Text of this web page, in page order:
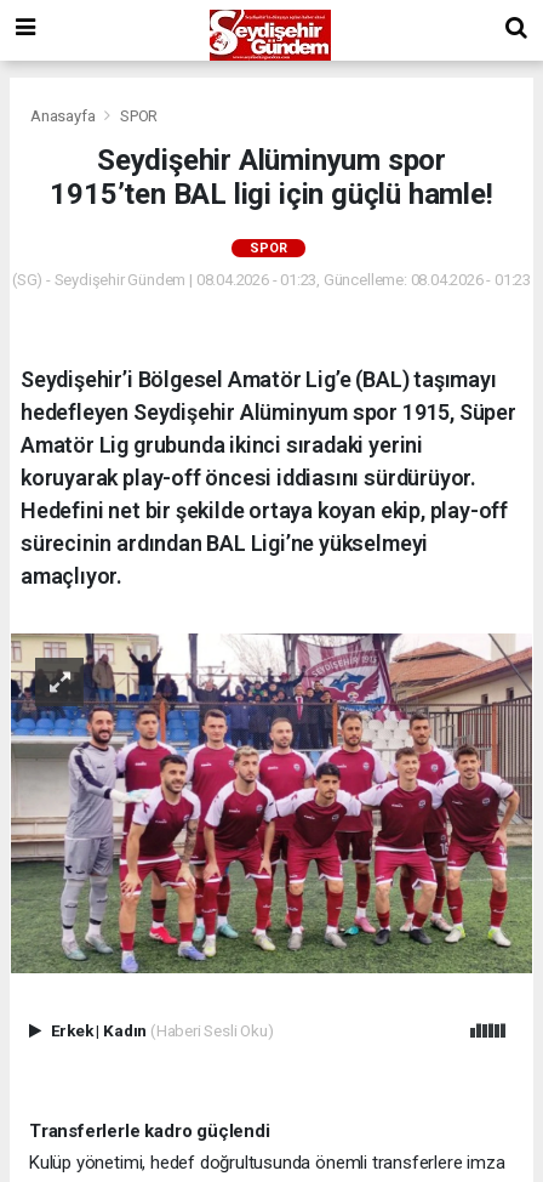
Anasayfa SPOR
Seydişehir Alüminyum spor
1915’ten BAL ligi için güçlü hamle!
SPOR
(SG) - Seydişehir Gündem | 08.04.2026 - 01:23, Güncelleme: 08.04.2026 - 01:23
Seydişehir’i Bölgesel Amatör Lig’e (BAL) taşımayı
hedefleyen Seydişehir Alüminyum spor 1915, Süper
Amatör Lig grubunda ikinci sıradaki yerini
koruyarak play-off öncesi iddiasını sürdürüyor.
Hedefini net bir şekilde ortaya koyan ekip, play-off
sürecinin ardından BAL Ligi’ne yükselmeyi
amaçlıyor.
Erkek| Kadın (Haberi Sesli Oku)
Transferlerle kadro güçlendi
Kulüp yönetimi, hedef doğrultusunda önemli transferlere imza